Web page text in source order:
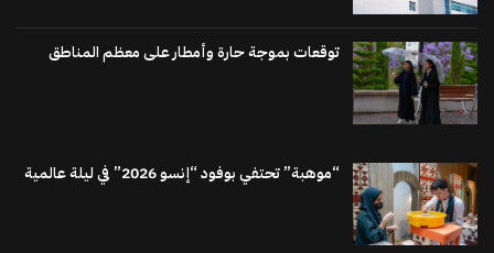
توقعات بموجة حارة وأمطار على معظم المناطق
“موهبة” تحتفي بوفود “إنسو 2026” في ليلة عالمية